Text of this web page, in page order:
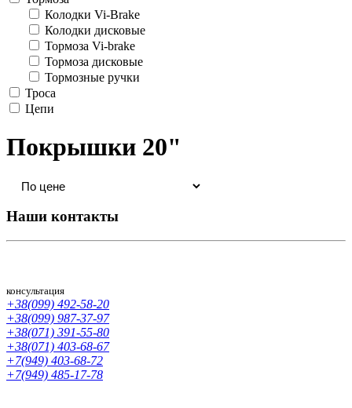
Колодки Vi-Brake
Колодки дисковые
Тормоза Vi-brake
Тормоза дисковые
Тормозные ручки
Троса
Цепи
Покрышки 20"
Наши контакты
консультация
+38(099) 492-58-20
+38(099) 987-37-97
+38(071) 391-55-80
+38(071) 403-68-67
+7(949) 403-68-72
+7(949) 485-17-78